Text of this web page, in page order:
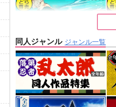
【原神】
同人ジャンル ジャンル一覧